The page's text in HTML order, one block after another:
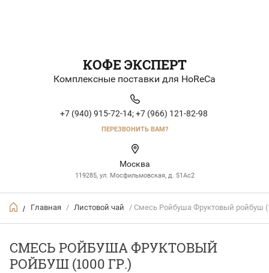
КОФЕ ЭКСПЕРТ
Комплексные поставки для HoReCa
+7 (940) 915-72-14; +7 (966) 121-82-98
ПЕРЕЗВОНИТЬ ВАМ?
Москва
119285, ул. Мосфильмовская, д. 51Ac2
/ Главная / Листовой чай / Смесь Ройбуша Фруктовый ройбуш
СМЕСЬ РОЙБУША ФРУКТОВЫЙ
РОЙБУШ (1000 ГР.)